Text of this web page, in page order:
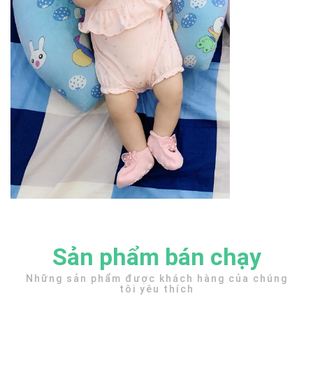
Sản phẩm bán chạy
Những sản phẩm được khách hàng của chúng
tôi yêu thích